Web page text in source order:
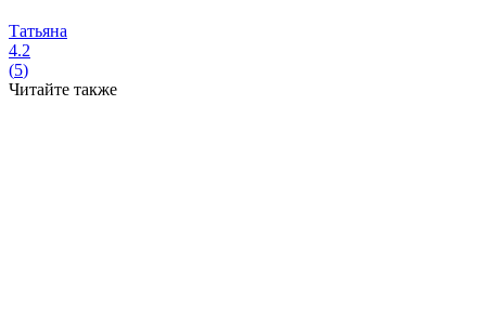
Татьяна
4.2
(5)
Читайте также